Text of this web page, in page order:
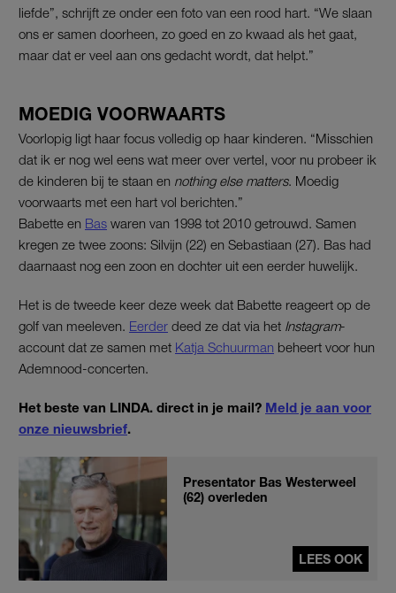
liefde”, schrijft ze onder een foto van een rood hart. “We slaan
ons er samen doorheen, zo goed en zo kwaad als het gaat,
maar dat er veel aan ons gedacht wordt, dat helpt.”
MOEDIG VOORWAARTS
Voorlopig ligt haar focus volledig op haar kinderen. “Misschien
dat ik er nog wel eens wat meer over vertel, voor nu probeer ik
de kinderen bij te staan en nothing else matters. Moedig
voorwaarts met een hart vol berichten.”
Babette en Bas waren van 1998 tot 2010 getrouwd. Samen
kregen ze twee zoons: Silvijn (22) en Sebastiaan (27). Bas had
daarnaast nog een zoon en dochter uit een eerder huwelijk.
Het is de tweede keer deze week dat Babette reageert op de
golf van meeleven. Eerder deed ze dat via het Instagram-
account dat ze samen met Katja Schuurman beheert voor hun
Ademnood-concerten.
Het beste van LINDA. direct in je mail? Meld je aan voor
onze nieuwsbrief.
Presentator Bas Westerweel
(62) overleden
LEES OOK